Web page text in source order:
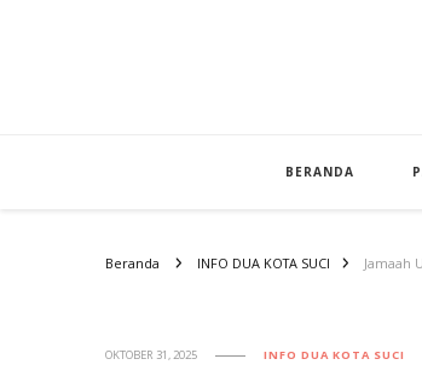
BERANDA
Beranda INFO DUA KOTA SUCI Jamaah
OKTOBER 31, 2025 INFO DUA KOTA SUCI